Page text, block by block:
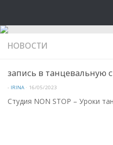
НОВОСТИ
запись в танцевальную
- IRINA · 16/05/2023
Студия NON STOP – Уроки